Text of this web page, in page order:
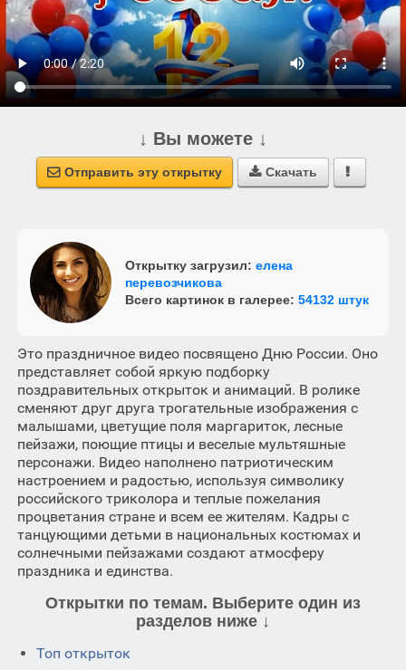
↓ Вы можете ↓
 Отправить эту открытку  Скачать 
Открытку загрузил: елена
перевозчикова
Всего картинок в галерее: 54132 штук
Это праздничное видео посвящено Дню России. Оно
представляет собой яркую подборку
поздравительных открыток и анимаций. В ролике
сменяют друг друга трогательные изображения с
малышами, цветущие поля маргариток, лесные
пейзажи, поющие птицы и веселые мультяшные
персонажи. Видео наполнено патриотическим
настроением и радостью, используя символику
российского триколора и теплые пожелания
процветания стране и всем ее жителям. Кадры с
танцующими детьми в национальных костюмах и
солнечными пейзажами создают атмосферу
праздника и единства.
Открытки по темам. Выберите один из
разделов ниже ↓
Топ открыток